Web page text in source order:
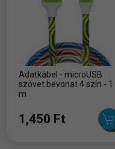
Adatkábel - microUSB
szövet bevonat 4 szín - 1
m
1,450 Ft